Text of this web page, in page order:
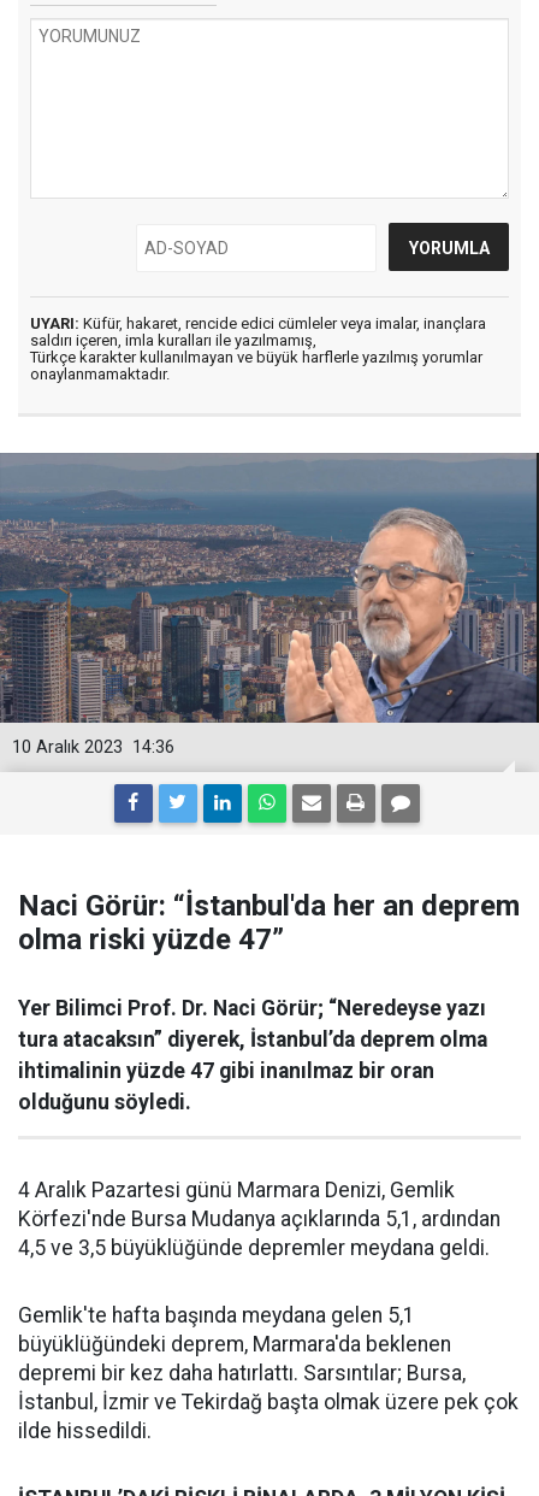
UYARI: Küfür, hakaret, rencide edici cümleler veya imalar, inançlara
saldırı içeren, imla kuralları ile yazılmamış,
Türkçe karakter kullanılmayan ve büyük harflerle yazılmış yorumlar
onaylanmamaktadır.
14:36
10 Aralık 2023
Naci Görür: “İstanbul'da her an deprem
olma riski yüzde 47”
Yer Bilimci Prof. Dr. Naci Görür; “Neredeyse yazı
tura atacaksın” diyerek, İstanbul’da deprem olma
ihtimalinin yüzde 47 gibi inanılmaz bir oran
olduğunu söyledi.
4 Aralık Pazartesi günü Marmara Denizi, Gemlik
Körfezi'nde Bursa Mudanya açıklarında 5,1, ardından
4,5 ve 3,5 büyüklüğünde depremler meydana geldi.
Gemlik'te hafta başında meydana gelen 5,1
büyüklüğündeki deprem, Marmara'da beklenen
depremi bir kez daha hatırlattı. Sarsıntılar; Bursa,
İstanbul, İzmir ve Tekirdağ başta olmak üzere pek çok
ilde hissedildi.